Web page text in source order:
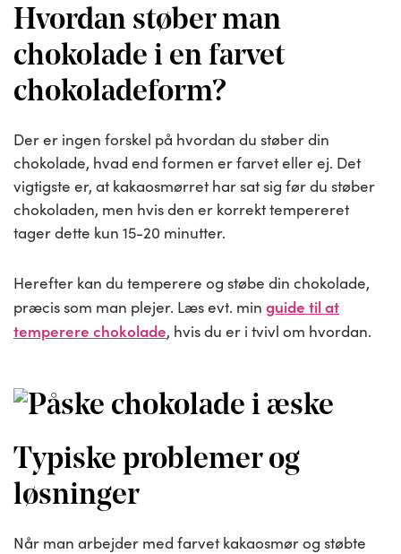
Hvordan støber man
chokolade i en farvet
chokoladeform?
Der er ingen forskel på hvordan du støber din
chokolade, hvad end formen er farvet eller ej. Det
vigtigste er, at kakaosmørret har sat sig før du støber
chokoladen, men hvis den er korrekt tempereret
tager dette kun 15-20 minutter.
Herefter kan du temperere og støbe din chokolade,
præcis som man plejer. Læs evt. min guide til at
temperere chokolade, hvis du er i tvivl om hvordan.
Typiske problemer og
løsninger
Når man arbejder med farvet kakaosmør og støbte